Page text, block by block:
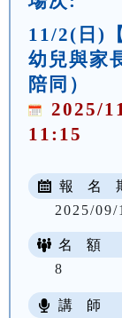
11/2(日)
幼兒與家
陪同）
2025/
11:15
報 名
2025/
名 額
8
講 師